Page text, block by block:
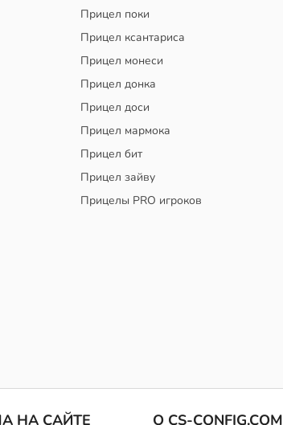
Прицел поки
Прицел ксантариса
Прицел монеси
Прицел донка
Прицел доси
Прицел мармока
Прицел бит
Прицел зайву
Прицелы PRO игроков
НА САЙТЕ О CS-CONFIG.COM